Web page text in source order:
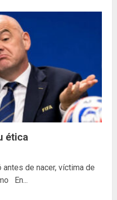
ética
de nacer, víctima de
En...